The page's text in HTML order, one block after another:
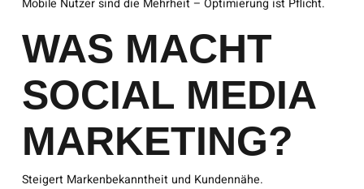
Mobile Nutzer sind die Mehrheit – Optimierung ist Pflicht.
WAS MACHT
SOCIAL MEDIA
MARKETING?
Steigert Markenbekanntheit und Kundennähe.